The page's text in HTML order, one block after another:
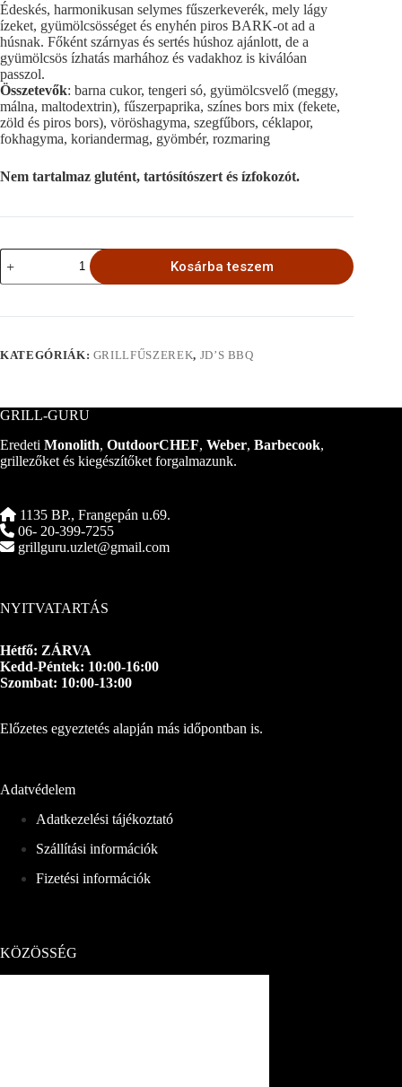
Édeskés, harmonikusan selymes fűszerkeverék, mely lágy
ízeket, gyümölcsösséget és enyhén piros BARK-ot ad a
húsnak. Főként szárnyas és sertés húshoz ajánlott, de a
gyümölcsös ízhatás marhához és vadakhoz is kiválóan
passzol.
Összetevők: barna cukor, tengeri só, gyümölcsvelő (meggy,
málna, maltodextrin), fűszerpaprika, színes bors mix (fekete,
zöld és piros bors), vöröshagyma, szegfűbors, céklapor,
fokhagyma, koriandermag, gyömbér, rozmaring
Nem tartalmaz glutént, tartósítószert és ízfokozót.
JD's
BBQ
-
RUB
szóródobozos
Kosárba teszem
KATEGÓRIÁK: GRILLFŰSZEREK, JD’S BBQ
GRILL-GURU
Eredeti Monolith, OutdoorCHEF, Weber, Barbecook,
grillezőket és kiegészítőket forgalmazunk.
1135 BP., Frangepán u.69.
06- 20-399-7255
grillguru.uzlet@gmail.com
NYITVATARTÁS
Hétfő: ZÁRVA
Kedd-Péntek: 10:00-16:00
Szombat: 10:00-13:00
Előzetes egyeztetés alapján más időpontban is.
Adatvédelem
Adatkezelési tájékoztató
Szállítási információk
Fizetési információk
KÖZÖSSÉG